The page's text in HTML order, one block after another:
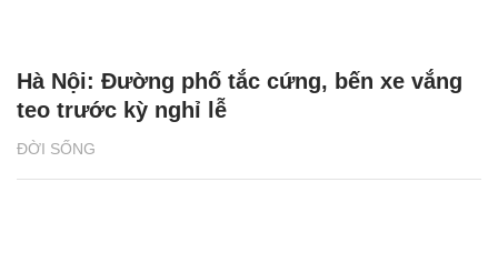
ĐỜI SỐNG
Hà Nội: Đường phố tắc cứng, bến xe vắng
teo trước kỳ nghỉ lễ